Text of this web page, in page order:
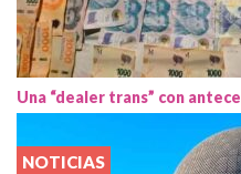
Una “dealer trans” con
NOTICIAS